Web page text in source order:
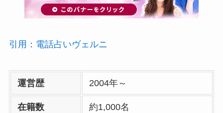
引用：電話占いヴェルニ
運営歴 2004年～
在籍数 約1,000名